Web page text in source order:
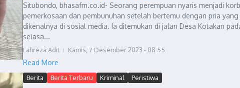
Situbondo, bhasafm.co.id- Seorang perempuan nyaris menjadi
pemerkosaan dan pembunuhan setelah bertemu dengan pria yang
dikenalnya di sosial media. Ia ditemukan di jalan Desa Kotakan
selasa...
Fahreza Adit Kamis, 7 Desember 2023 - 08:55
Read More
Berita Berita Terbaru Kriminal Peristiwa